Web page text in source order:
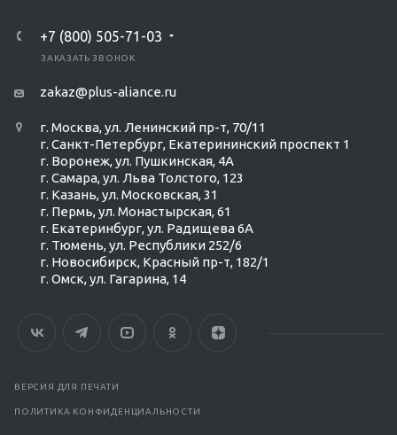
+7 (800) 505-71-03
ЗАКАЗАТЬ ЗВОНОК
zakaz@plus-aliance.ru
г. Москва, ул. Ленинский пр-т, 70/11
г. Санкт-Петербург, Екатерининский проспект 1
г. Воронеж, ул. Пушкинская, 4А
г. Самара, ул. Льва Толстого, 123
г. Казань, ул. Московская, 31
г. Пермь, ул. Монастырская, 61
г. Екатеринбург, ул. Радищева 6А
г. Тюмень, ул. Республики 252/6
г. Новосибирск, Красный пр-т, 182/1
г. Омск, ул. ​Гагарина, 14
ВЕРСИЯ ДЛЯ ПЕЧАТИ
ПОЛИТИКА КОНФИДЕНЦИАЛЬНОСТИ